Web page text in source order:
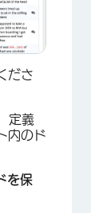
×
ださ
定義
内のド
を保